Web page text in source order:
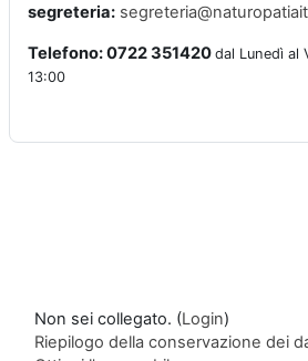
segreteria:
Telefono: 0722 351420 dal Lunedì al
13:00
Non sei collegato. (Login)
Riepilogo della conservazione dei